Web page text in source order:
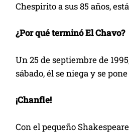
Chespirito a sus 85 años,
¿Por qué terminó El Chavo?
Un 25 de septiembre de
sábado, él se niega y se
¡Chanfle!
Con el pequeño